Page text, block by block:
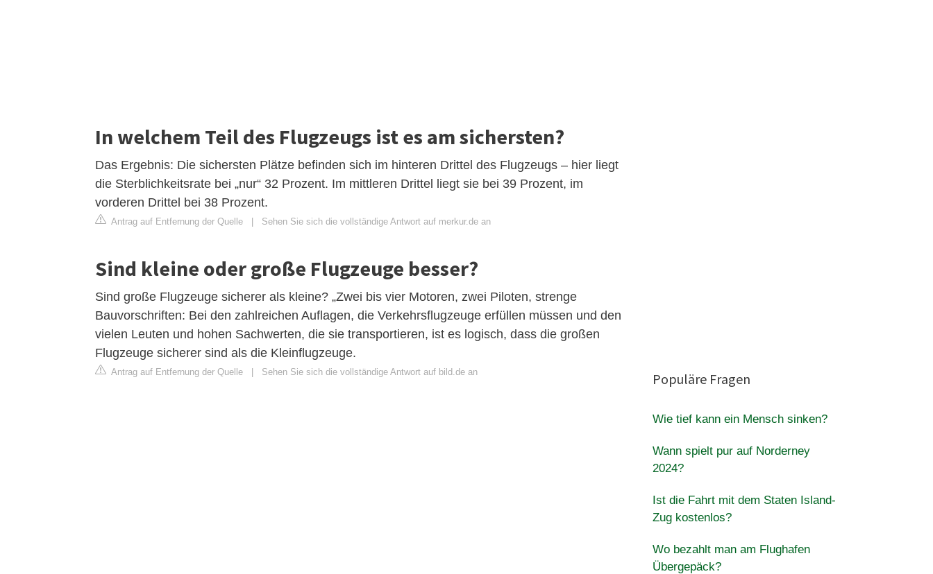
In welchem Teil des Flugzeugs ist es am sichersten?
Das Ergebnis: Die sichersten Plätze befinden sich im hinteren Drittel des Flugzeugs – hier liegt
die Sterblichkeitsrate bei „nur“ 32 Prozent. Im mittleren Drittel liegt sie bei 39 Prozent, im
vorderen Drittel bei 38 Prozent.
Antrag auf Entfernung der Quelle Sehen Sie sich die vollständige Antwort auf merkur.de an
Sind kleine oder große Flugzeuge besser?
Sind große Flugzeuge sicherer als kleine? „Zwei bis vier Motoren, zwei Piloten, strenge
Bauvorschriften: Bei den zahlreichen Auflagen, die Verkehrsflugzeuge erfüllen müssen und den
vielen Leuten und hohen Sachwerten, die sie transportieren, ist es logisch, dass die großen
Flugzeuge sicherer sind als die Kleinflugzeuge.
Antrag auf Entfernung der Quelle Sehen Sie sich die vollständige Antwort auf bild.de an Populäre Fragen
Wie tief kann ein Mensch sinken?
Wann spielt pur auf Norderney
2024?
Ist die Fahrt mit dem Staten Island-
Zug kostenlos?
Wo bezahlt man am Flughafen
Übergepäck?